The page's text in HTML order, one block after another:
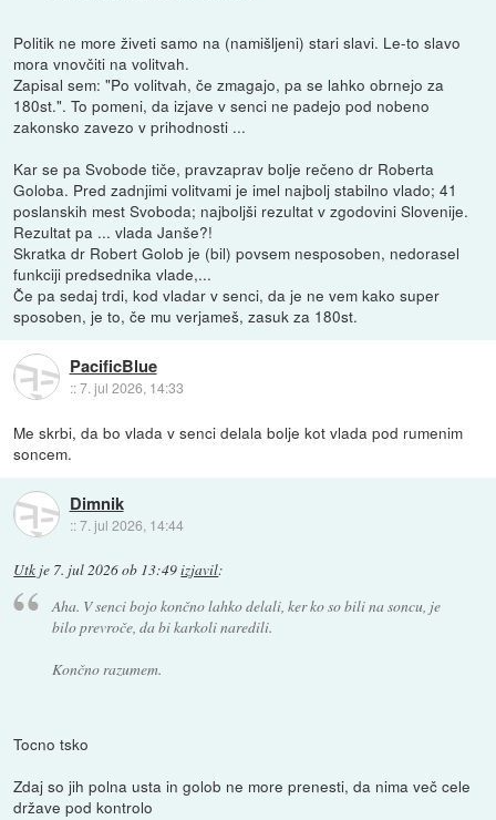
Politik ne more živeti samo na (namišljeni) stari slavi. Le-to slavo
mora vnovčiti na volitvah.
Zapisal sem: "Po volitvah, če zmagajo, pa se lahko obrnejo za
180st.". To pomeni, da izjave v senci ne padejo pod nobeno
zakonsko zavezo v prihodnosti ...
Kar se pa Svobode tiče, pravzaprav bolje rečeno dr Roberta
Goloba. Pred zadnjimi volitvami je imel najbolj stabilno vlado; 41
poslanskih mest Svoboda; najboljši rezultat v zgodovini Slovenije.
Rezultat pa ... vlada Janše?!
Skratka dr Robert Golob je (bil) povsem nesposoben, nedorasel
funkciji predsednika vlade,...
Če pa sedaj trdi, kod vladar v senci, da je ne vem kako super
sposoben, je to, če mu verjameš, zasuk za 180st.
PacificBlue
::7. jul 2026, 14:33
Me skrbi, da bo vlada v senci delala bolje kot vlada pod rumenim
soncem.
Dimnik
::7. jul 2026, 14:44
Utk je 7. jul 2026 ob 13:49izjavil:
Aha. V senci bojo končno lahko delali, ker ko so bili na soncu, je
bilo prevroče, da bi karkoli naredili.
Končno razumem.
Tocno tsko
Zdaj so jih polna usta in golob ne more prenesti, da nima več cele
države pod kontrolo